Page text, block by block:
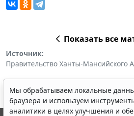
Показать все
Источник:
Правительство Ханты-Мансийского
Мы обрабатываем локальные
браузера и используем
аналитики в целях улучшения и